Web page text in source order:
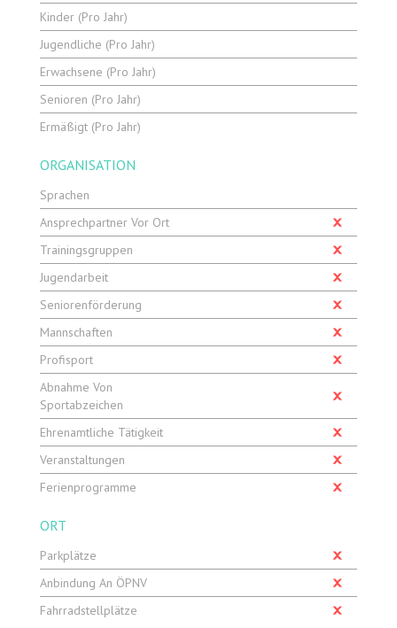
Kinder (pro Jahr)
Jugendliche (pro Jahr)
Erwachsene (pro Jahr)
Senioren (pro Jahr)
Ermäßigt (pro Jahr)
ORGANISATION
Sprachen
Ansprechpartner Vor Ort
Trainingsgruppen
Jugendarbeit
Seniorenförderung
Mannschaften
Profisport
Abnahme Von
Sportabzeichen
Ehrenamtliche Tätigkeit
Veranstaltungen
Ferienprogramme
ORT
Parkplätze
Anbindung An ÖPNV
Fahrradstellplätze